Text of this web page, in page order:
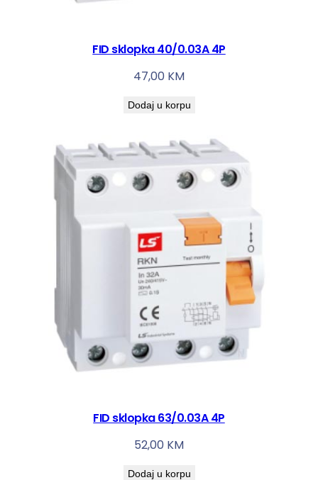
FID sklopka 40/0.03A 4P
47,00 KM
Dodaj u korpu
FID sklopka 63/0.03A 4P
52,00 KM
Dodaj u korpu